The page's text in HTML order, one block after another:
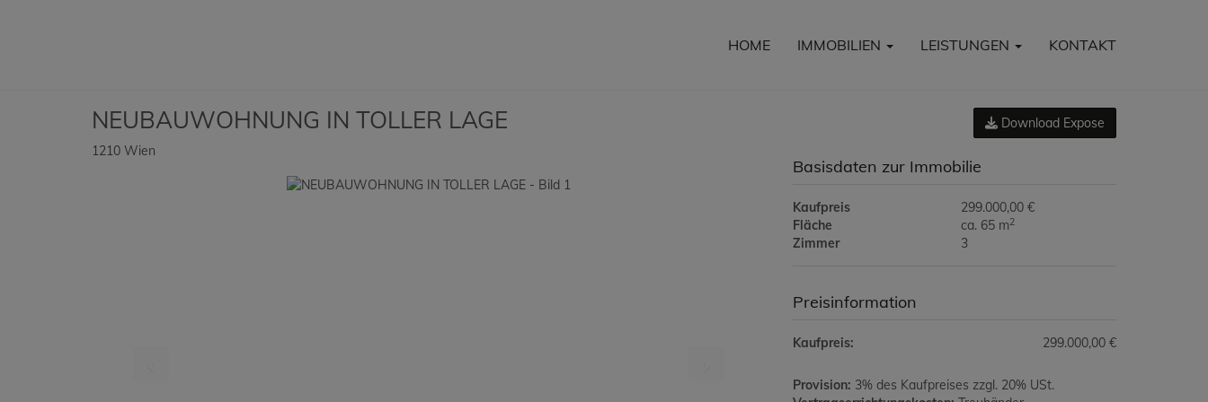
HOME IMMOBILIEN LEISTUNGEN KONTAKT
NEUBAUWOHNUNG IN TOLLER LAGE
1210 Wien
Download Expose
Basisdaten zur Immobilie
Kaufpreis
299.000,00 €
Fläche
ca. 65 m2
Zimmer 3
Preisinformation
Kaufpreis: 299.000,00 €
Provision: 3% des Kaufpreises zzgl. 20% USt.